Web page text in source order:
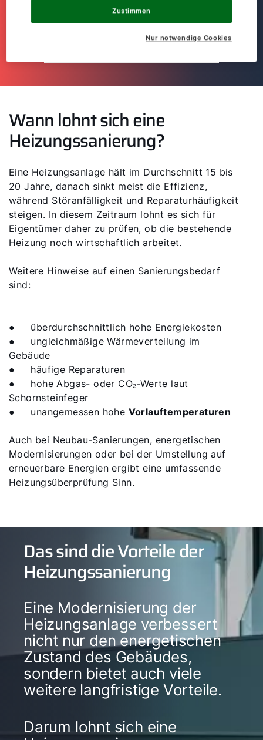
Ihrer Nähe.
Wann lohnt sich eine
Heizungssanierung?
Eine Heizungsanlage hält im Durchschnitt 15 bis
20 Jahre, danach sinkt meist die Effizienz,
während Störanfälligkeit und Reparaturhäufigkeit
steigen. In diesem Zeitraum lohnt es sich für
Eigentümer daher zu prüfen, ob die bestehende
Heizung noch wirtschaftlich arbeitet.
Weitere Hinweise auf einen Sanierungsbedarf
sind:
● überdurchschnittlich hohe Energiekosten
● ungleichmäßige Wärmeverteilung im
Gebäude
● häufige Reparaturen
● hohe Abgas- oder CO₂-Werte laut
Schornsteinfeger
● unangemessen hohe Vorlauftemperaturen
Auch bei Neubau-Sanierungen, energetischen
Modernisierungen oder bei der Umstellung auf
erneuerbare Energien ergibt eine umfassende
Heizungsüberprüfung Sinn.
Das sind die Vorteile der
Heizungssanierung
Eine Modernisierung der
Heizungsanlage verbessert
nicht nur den energetischen
Zustand des Gebäudes,
sondern bietet auch viele
weitere langfristige Vorteile.
Darum lohnt sich eine
Nur notwendige Cookies
Zustimmen